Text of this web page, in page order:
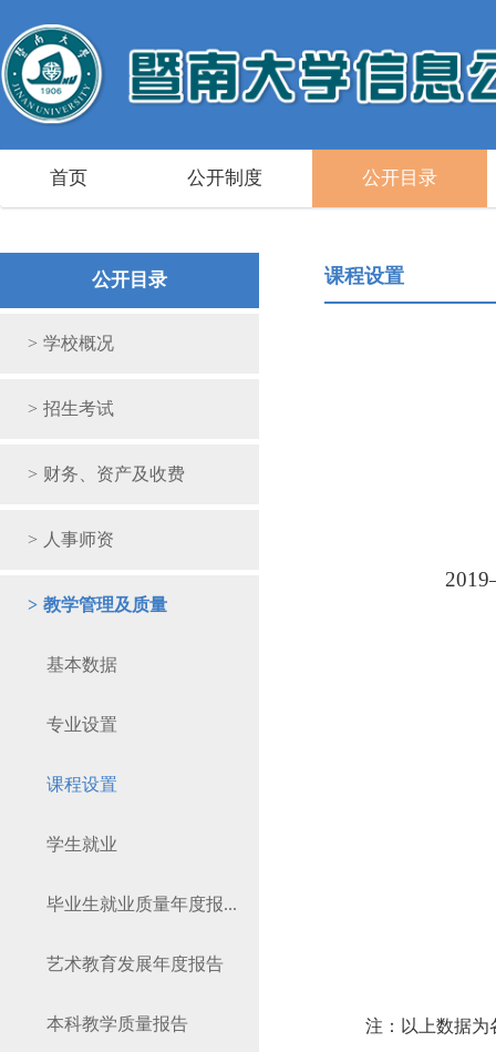
首页 公开制度 公开目录
公开目录
> 学校概况
> 招生考试
> 财务、资产及收费
> 人事师资
> 教学管理及质量
基本数据
专业设置
课程设置
学生就业
毕业生就业质量年度报...
艺术教育发展年度报告
本科教学质量报告
课程设置
2019
注：以上数据为